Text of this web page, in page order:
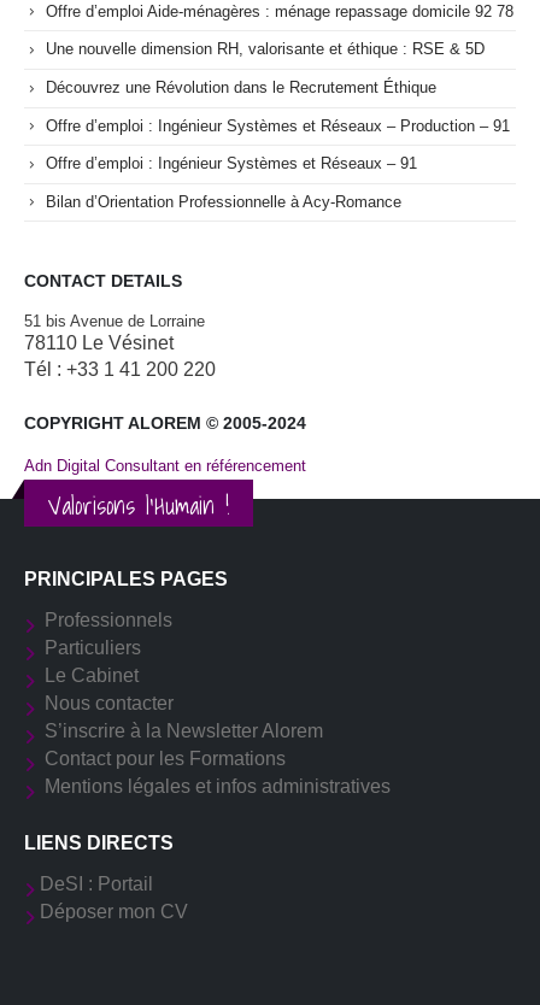
Offre d’emploi Aide-ménagères : ménage repassage domicile 92 78
Une nouvelle dimension RH, valorisante et éthique : RSE & 5D
Découvrez une Révolution dans le Recrutement Éthique
Offre d’emploi : Ingénieur Systèmes et Réseaux – Production – 91
Offre d’emploi : Ingénieur Systèmes et Réseaux – 91
Bilan d’Orientation Professionnelle à Acy-Romance
CONTACT DETAILS
51 bis Avenue de Lorraine
78110 Le Vésinet
Tél : +33 1 41 200 220
COPYRIGHT ALOREM © 2005-2024
Adn Digital Consultant en référencement
Valorisons l'Humain !
PRINCIPALES PAGES
Professionnels
Particuliers
Le Cabinet
Nous contacter
S’inscrire à la Newsletter Alorem
Contact pour les Formations
Mentions légales et infos administratives
LIENS DIRECTS
DeSI : Portail
Déposer mon CV